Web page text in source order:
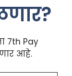
7th Pay
आहे.